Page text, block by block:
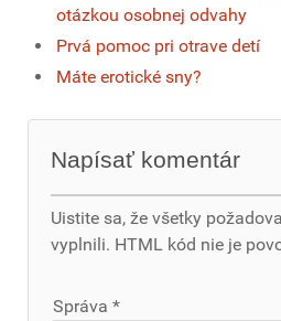
otázkou osobnej odvahy
Prvá pomoc pri otrave detí
Máte erotické sny?
Napísať komentár
Uistite sa, že všetky
vyplnili. HTML kód nie je
Správa *